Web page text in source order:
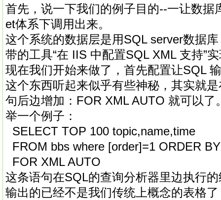
首先，说一下我们的例子目的--一让数据
et体系下调用出来。
这个系统的数据层是用SQL server数据
带的工具“在 IIS 中配置SQL XML 支持”
现在我们开始来做了，首先配置让SQL
这个东西听起来似乎有些神秘，其实就
句后边增加：FOR XML AUTO 就可以了
举一个例子：
SELECT TOP 100 topic,name,time
FROM bbs where [order]=1 ORDER
FOR XML AUTO
这条语句在SQL的查询分析器里边执行
输出的已经不是我们传统上概念的表格